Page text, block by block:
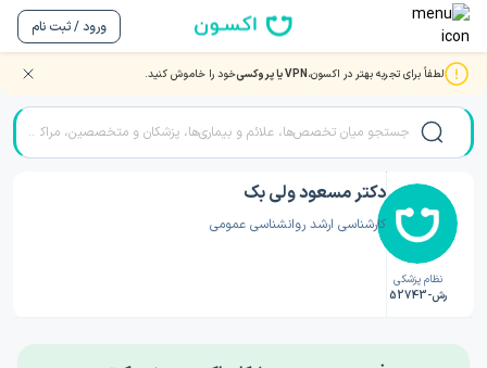
ورود / ثبت نام
لطفاً برای تجربه بهتر در اکسون،VPN یا پروکسی خود را خاموش کنید. صفحه اصلی/دکتر روانشناسی/دکتر مسعود ولی بک
نظام پزشکی
رش-52743
دکتر مسعود ولی بک
کارشناسی ارشد روانشناسی عمومی